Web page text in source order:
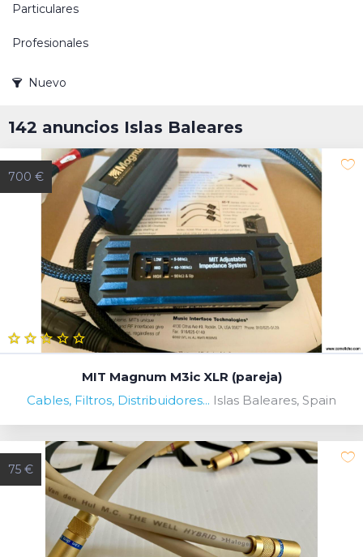
Particulares
Profesionales
Nuevo
142 anuncios Islas Baleares
700 €
MIT Magnum M3ic XLR (pareja)
Cables, Filtros, Distribuidores... Islas Baleares, Spain
75 €